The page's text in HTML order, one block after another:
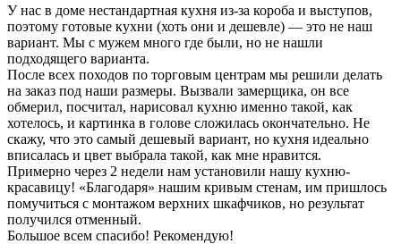
У нас в доме нестандартная кухня из-за короба и выступов,
поэтому готовые кухни (хоть они и дешевле) — это не наш
вариант. Мы с мужем много где были, но не нашли
подходящего варианта.
После всех походов по торговым центрам мы решили делать
на заказ под наши размеры. Вызвали замерщика, он все
обмерил, посчитал, нарисовал кухню именно такой, как
хотелось, и картинка в голове сложилась окончательно. Не
скажу, что это самый дешевый вариант, но кухня идеально
вписалась и цвет выбрала такой, как мне нравится.
Примерно через 2 недели нам установили нашу кухню-
красавицу! «Благодаря» нашим кривым стенам, им пришлось
помучиться с монтажом верхних шкафчиков, но результат
получился отменный.
Большое всем спасибо! Рекомендую!